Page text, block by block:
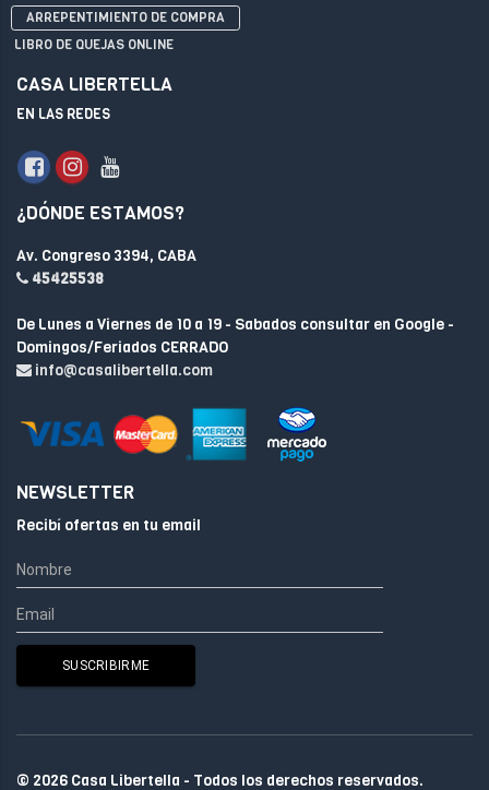
ARREPENTIMIENTO DE COMPRA
LIBRO DE QUEJAS ONLINE
CASA LIBERTELLA
EN LAS REDES
¿DÓNDE ESTAMOS?
Av. Congreso 3394, CABA
45425538
De Lunes a Viernes de 10 a 19 - Sabados consultar en Google -
Domingos/Feriados CERRADO
info@casalibertella.com
NEWSLETTER
Recibí ofertas en tu email
© 2026 Casa Libertella - Todos los derechos reservados.